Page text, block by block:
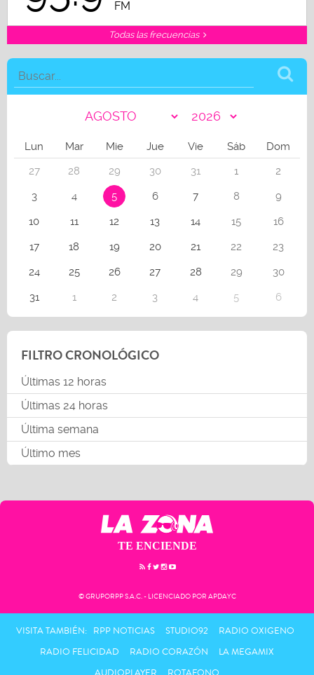
FM
Todas las frecuencias
Lun Mar Mie Jue Vie Sáb
Dom
27
28 29 30 31 1
2
3
4 5 6 7 8
9
10
11 12 13 14 15
16
17
18 19 20 21 22
23
24
25 26 27 28 29
30
31
1 2 3 4 5 6
FILTRO CRONOLÓGICO
Últimas 12 horas
Últimas 24 horas
Última semana
Último mes
TE ENCIENDE
© GRUPORPP S.A.C. - LICENCIADO POR APDAYC
VISITA TAMBIÉN: RPP NOTICIAS STUDIO92
RADIO OXIGENO
RADIO FELICIDAD
RADIO CORAZÓN
LA MEGAMIX